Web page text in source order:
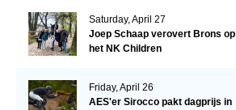
Saturday, April 27
Joep Schaap verovert Brons op
het NK Children
Friday, April 26
AES'er Sirocco pakt dagprijs in